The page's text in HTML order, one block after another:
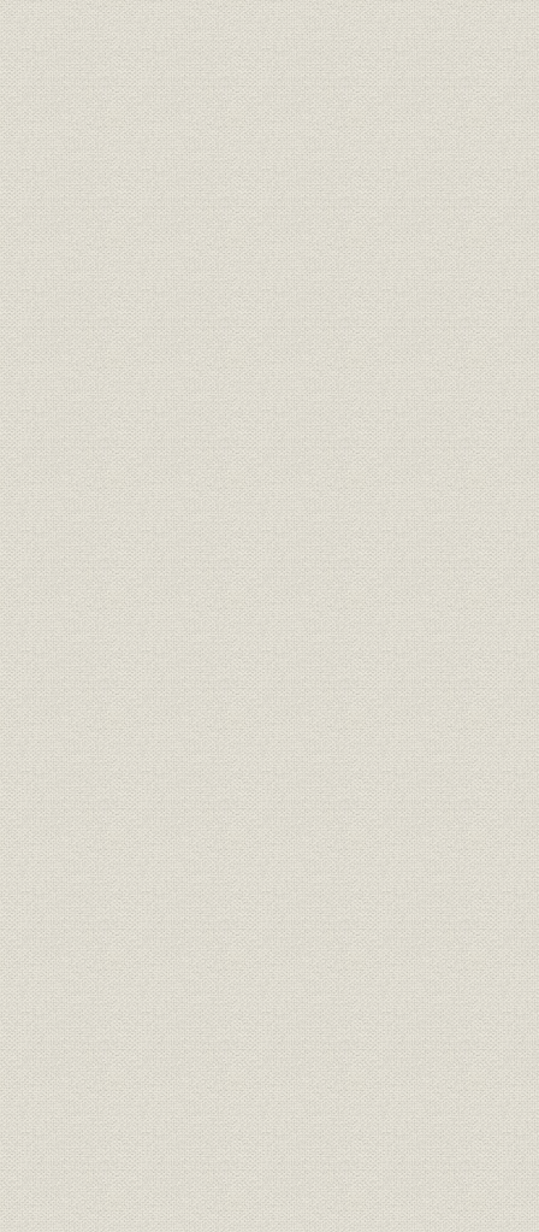
浸透しはじめた広告効果
5秒ミニスポットの発想
いち早く調査活動も
☆[コラムまたは付表]ゼロひとつ落として大騒動
5. 躍進するABC
組織強化と東京支社の移転
飯島体制の発足と黒字達成
4局組織に
6. テレビ時代の幕開け
正力構想の波紋
なぜかNTVだけに
朝毎共同作戦
設立準備の苦労
待ちかねた予備免許
はじめて知ったテレビの威力
III. OTV時代 1955年(昭30)~1959年(昭34)
1. OTV開局に向けて
ようやく一人前の扱い
朝毎の協調路線
赤、黒、黄の新社屋
平均年齢25.6歳
初のOTV組織
フリーネットに踏み切る
街頭テレビ作戦